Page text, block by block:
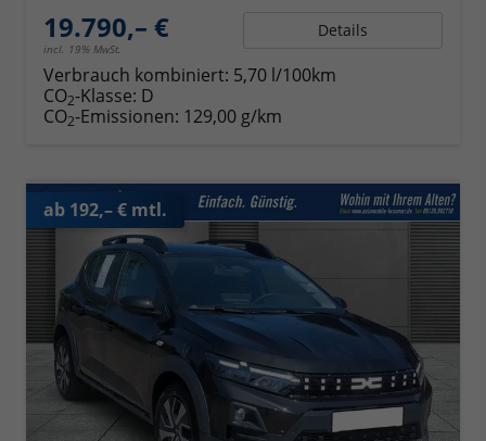
19.790,– €
incl. 19% MwSt.
Details
Verbrauch kombiniert: 5,70 l/100km
CO2-Klasse: D
CO2-Emissionen: 129,00 g/km
ab 192,– € mtl.